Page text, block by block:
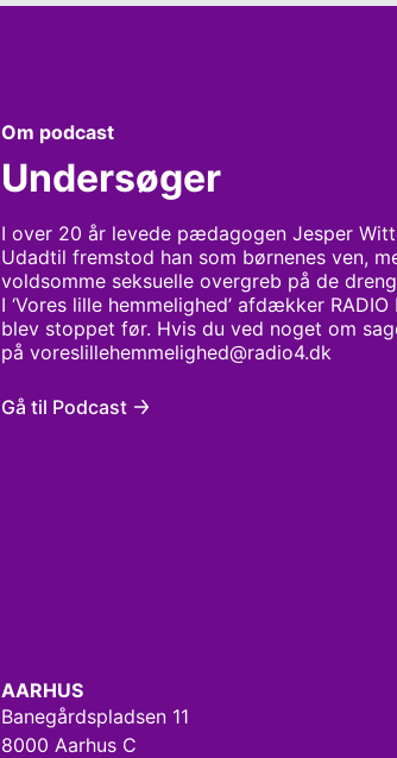
Larsen
Om podcast
Undersøger
I over 20 år levede pædagogen Jesper
Udadtil fremstod han som børnenes ven,
voldsomme seksuelle overgreb på de
I ‘Vores lille hemmelighed’ afdækker
blev stoppet før. Hvis du ved noget om
på voreslillehemmelighed@radio4.dk
Gå til Podcast
AARHUS
Banegårdspladsen 11
8000 Aarhus C